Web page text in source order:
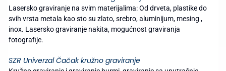
Lasersko graviranje na svim materijalima: Od drveta, plastike do
svih vrsta metala kao sto su zlato, srebro, aluminijum, mesing ,
inox. Lasersko graviranje nakita, mogućnost graviranja
fotografije.
SZR Univerzal Čačak kružno graviranje